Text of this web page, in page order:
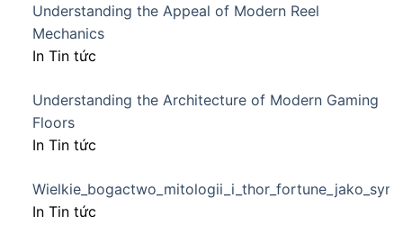
Understanding the Appeal of Modern Reel
Mechanics
In Tin tức
Understanding the Architecture of Modern Gaming
Floors
In Tin tức
In Tin tức